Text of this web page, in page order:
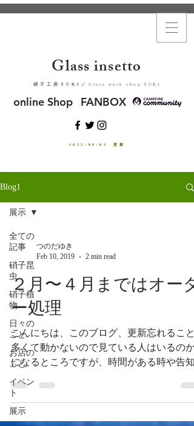
Glass insetto
​硝子工房YUKI ／Glass work shop YUKI
online Shop FANBOX
2025/09/03 更新
Blog1
全ての
記事
硝子昆
虫
硝子植
物
日々の
こと
お店の
こと
イベン
ト
展示
展示
つのだゆき
Feb 10, 2019
2 min read
２月〜４月まではオーダ
ー処理
こんにちは、このブログ、更新忘れること
多くて動かないので見ている人はいるのか
になるところですが、時間がある時や告知
頑張ります。 （福袋の告知できてないです
やん） 今年に入って一ヶ月があっという間
に過ぎ去って行ってしまいました。とても
っくりです。...